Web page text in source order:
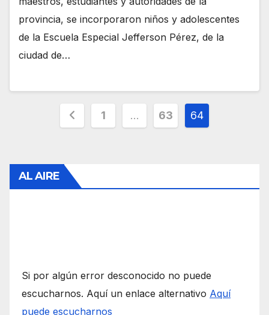
provincia, se incorporaron niños y adolescentes
de la Escuela Especial Jefferson Pérez, de la
ciudad de…
Paginación
entradas
1 … 63 64
AL AIRE
Si por algún error desconocido no puede
escucharnos. Aquí un enlace alternativo Aquí
puede escucharnos